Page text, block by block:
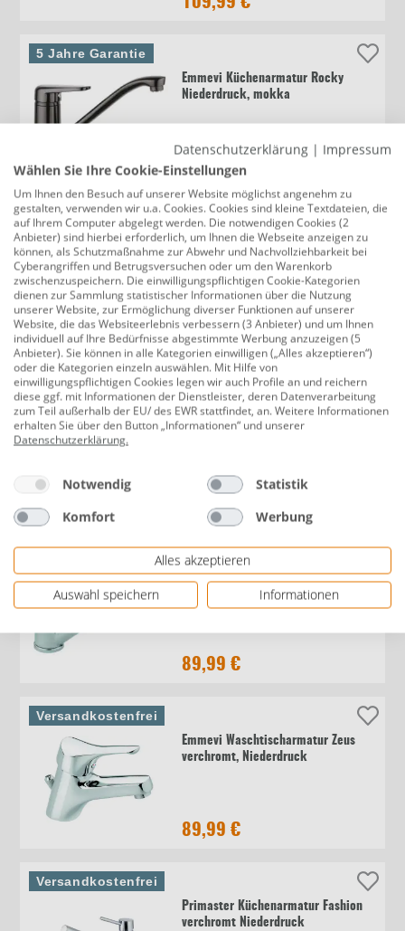
Emmevi Küchenarmatur Rocky
Niederdruck, mokka
119,99 €
5 Jahre Garantie
Cornat Spültischarmatur Fabio
Niederdruck, verchromt, mit
Handbrause
68,99 €
Versandkostenfrei
Grohe Küchenarmatur Get
Niederdruck, chrom
144,00 €
Versandkostenfrei
Emmevi Küchenarmatur Alexa
Niederdruck, chrom, mit
herausziehbarer Brause
89,99 €
Versandkostenfrei
Emmevi Waschtischarmatur Zeus
verchromt, Niederdruck
89,99 €
Versandkostenfrei
Primaster Küchenarmatur Fashion
verchromt Niederdruck
Versandkostenfrei
Datenschutzerklärung | Impressum
Wählen Sie Ihre Cookie-Einstellungen
Um Ihnen den Besuch auf unserer Website möglichst angenehm zu
gestalten, verwenden wir u.a. Cookies. Cookies sind kleine Textdateien, die
auf Ihrem Computer abgelegt werden. Die notwendigen Cookies (2
Anbieter) sind hierbei erforderlich, um Ihnen die Webseite anzeigen zu
können, als Schutzmaßnahme zur Abwehr und Nachvollziehbarkeit bei
Cyberangriffen und Betrugsversuchen oder um den Warenkorb
zwischenzuspeichern. Die einwilligungspflichtigen Cookie-Kategorien
dienen zur Sammlung statistischer Informationen über die Nutzung
unserer Website, zur Ermöglichung diverser Funktionen auf unserer
Website, die das Websiteerlebnis verbessern (3 Anbieter) und um Ihnen
individuell auf Ihre Bedürfnisse abgestimmte Werbung anzuzeigen (5
Anbieter). Sie können in alle Kategorien einwilligen („Alles akzeptieren“)
oder die Kategorien einzeln auswählen. Mit Hilfe von
einwilligungspflichtigen Cookies legen wir auch Profile an und reichern
diese ggf. mit Informationen der Dienstleister, deren Datenverarbeitung
zum Teil außerhalb der EU/ des EWR stattfindet, an. Weitere Informationen
erhalten Sie über den Button „Informationen“ und unserer
Datenschutzerklärung.
Notwendig
Statistik
Komfort
Werbung
Alles akzeptieren
Auswahl speichern
Informationen